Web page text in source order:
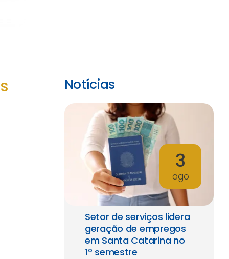
Notícias
3
ago
Setor de serviços lidera
geração de empregos
em Santa Catarina no
1º semestre